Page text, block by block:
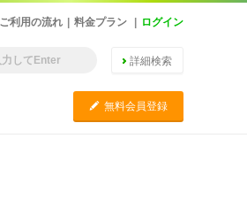
ご利用の流れ 料金プラン ログイン
詳細検索
C 無料会員登録